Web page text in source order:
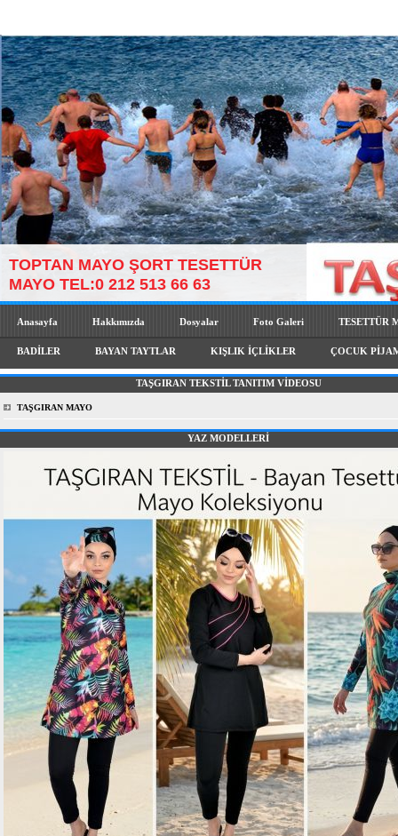
TOPTAN MAYO ŞORT TESETTÜR
MAYO TEL:0 212 513 66 63
Anasayfa Hakkımızda Dosyalar Foto Galeri TESETTÜR
BADİLER BAYAN TAYTLAR KIŞLIK İÇLİKLER ÇOCUK
TAŞGIRAN TEKSTİL TANITIM VİDEOSU
TAŞGIRAN MAYO
YAZ MODELLERİ